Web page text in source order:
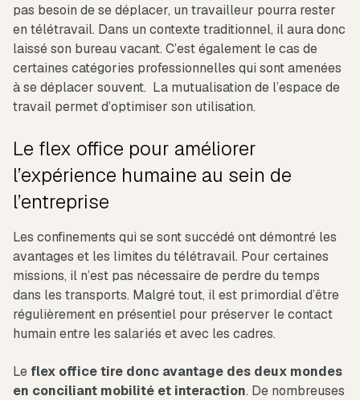
pas besoin de se déplacer, un travailleur pourra rester
en télétravail. Dans un contexte traditionnel, il aura donc
laissé son bureau vacant. C’est également le cas de
certaines catégories professionnelles qui sont amenées
à se déplacer souvent. La mutualisation de l’espace de
travail permet d’optimiser son utilisation.
Le flex office pour améliorer
l’expérience humaine au sein de
l’entreprise
Les confinements qui se sont succédé ont démontré les
avantages et les limites du télétravail. Pour certaines
missions, il n’est pas nécessaire de perdre du temps
dans les transports. Malgré tout, il est primordial d’être
régulièrement en présentiel pour préserver le contact
humain entre les salariés et avec les cadres.
Le flex office tire donc avantage des deux mondes
en conciliant mobilité et interaction. De nombreuses